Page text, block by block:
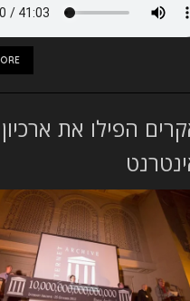
הפילו את ארכיון